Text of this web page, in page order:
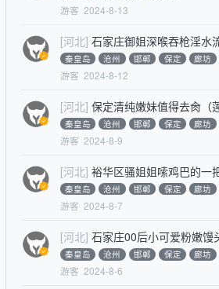
游客 2024-8-13
[河北] 石家庄御姐深喉吞枪淫水
秦皇岛
沧州 邯郸 保定 廊坊
游客 2024-8-12
[河北] 保定清纯嫩妹值得去肏（
秦皇岛
沧州 邯郸 保定 廊坊
游客 2024-8-9
[河北] 裕华区骚姐姐嗦鸡巴的一
秦皇岛
沧州 邯郸 保定 廊坊
游客 2024-8-7
[河北] 石家庄00后小可爱粉嫩馒
秦皇岛
沧州 邯郸 保定 廊坊
游客 2024-8-6